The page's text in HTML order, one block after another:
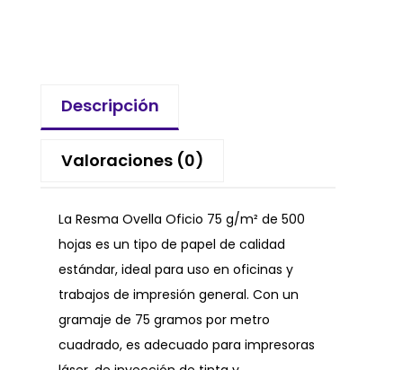
Descripción
Valoraciones (0)
La Resma Ovella Oficio 75 g/m² de 500
hojas es un tipo de papel de calidad
estándar, ideal para uso en oficinas y
trabajos de impresión general. Con un
gramaje de 75 gramos por metro
cuadrado, es adecuado para impresoras